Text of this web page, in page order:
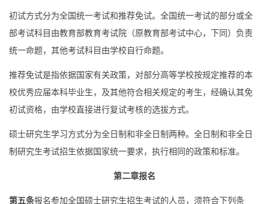
初试方式分为全国统一考试和推荐免试。全国统一考试的部分或全
部考试科目由教育部教育考试院（原教育部考试中心，下同）负责
统一命题，其他考试科目由学校 自行命题。
推荐免试是指依据国家有关政策，对部分高等学校按规定推荐的本
校优秀应届本科毕业生，及其他符合相关规定的考生，经确认其免
初试资格，由学校直接进行复试考核的选拔方式。
硕士研究生学习方式分为全日制和非全日制两种。全日制和非全日
制研究生考试招生依据国家统一要求，执行相同的政策和标准。
第二章报名
第五条报名参加全国硕士研究生招生考试的人员，须符合下列条